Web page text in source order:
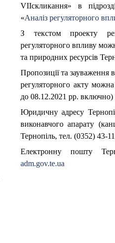
VIIскликання» в
«Аналіз регуляторного
З текстом проекту
регуляторного впливу
та природних ресурсів
Пропозиції та зауваження
регуляторного акту
до 08.12.2021 рр. включно)
Юридичну адресу
виконавчого апарату
Тернопіль, тел. (0352) 43-
Електронну пошту
adm.gov.te.ua